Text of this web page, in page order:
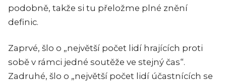
podobně, takže si tu přeložme plné znění
definic.
Zaprvé, šlo o „největší počet lidí hrajících proti
sobě v rámci jedné soutěže ve stejný čas“.
Zadruhé, šlo o „největší počet lidí účastnících se